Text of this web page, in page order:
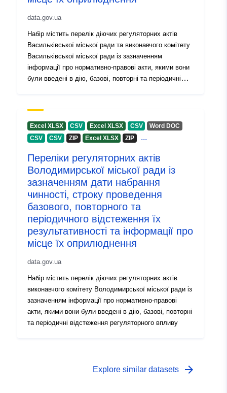
data.gov.ua
Набір містить перелік діючих регуляторних актів
Васильківської міської ради та виконавчого комітету
Васильківської міської ради із зазначенням
інформації про нормативно-правові акти, якими вони
були введені в дію, базові, повторні та періодичні
Excel XLSX CSV Excel XLSX CSV
Word DOC
CSV
CSV ZIP Excel XLSX ZIP ...
Переліки регуляторних актів
Володимирської міської ради із
зазначенням дати набрання
чинності, строку проведення
базового, повторного та
періодичного відстеження їх
результативності та інформації про
місце їх оприлюднення
data.gov.ua
Набір містить перелік діючих регуляторних актів
виконавчого комітету Володимирської міської ради із
зазначенням інформації про нормативно-правові
акти, якими вони були введені в дію, базові, повторні
та періодичні відстеження регуляторного впливу
Explore similar datasets arrow_forward